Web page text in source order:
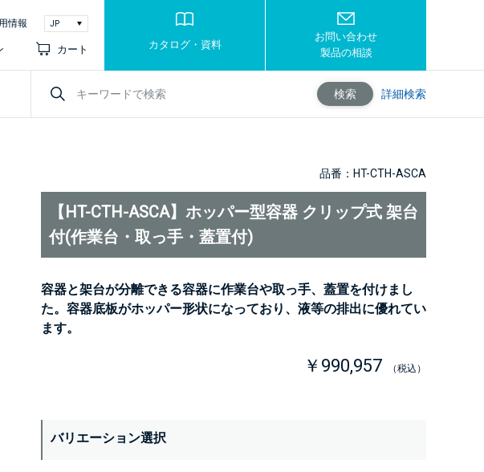
情報
カート カタログ・資料
お問い合わせ
製品の相談
検索 詳細検索
品番：HT-CTH-ASCA
【HT-CTH-ASCA】ホッパー型容器 クリップ式 架台
付(作業台・取っ手・蓋置付)
容器と架台が分離できる容器に作業台や取っ手、蓋置を付けまし
た。容器底板がホッパー形状になっており、液等の排出に優れてい
ます。
￥990,957 （税込）
バリエーション選択